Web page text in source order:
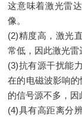
这意味着激光雷
像。
(2)精度高，激光
常低，因此激光雷
(3)抗有源干扰能
在的电磁波影响
的信号源不多，因
(4)具有高距离分